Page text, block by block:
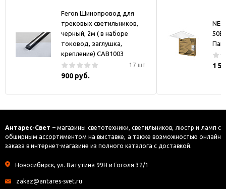
Feron Шинопровод для
трековых светильников,
черный, 2м ( в наборе
токовод, заглушка,
крепление) CAB1003
17 шт
900 руб.
1
Антарес-Свет – магазины светотехники, светильников, люстр и ламп с
обширным ассортиментом на выставке, а также возможностью онлайн
заказа в интернет-магазине из полного каталога с доставкой.
Новосибирск, ул. Ватутина 99Н и Гоголя 32/1
zakaz@antares-svet.ru